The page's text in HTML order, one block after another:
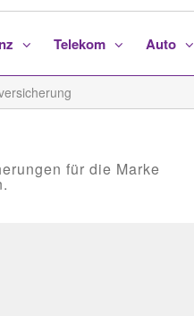
Telekom Auto
für die Marke